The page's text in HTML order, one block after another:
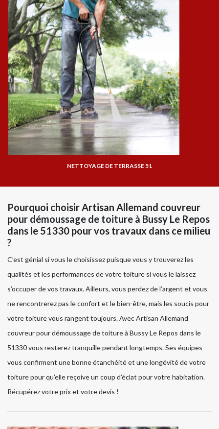
NETTOYAGE DE TERRASSE 51
Pourquoi choisir Artisan Allemand couvreur
pour démoussage de toiture à Bussy Le Repos
dans le 51330 pour vos travaux dans ce milieu
?
C’est génial si vous le choisissez puisque vous y trouverez les
qualités et les performances de votre toiture si vous le laissez
s’occuper de vos travaux. Ailleurs, vous perdez de l’argent et vous
ne rencontrerez pas le confort et le bien-être, mais les soucis pour
votre toiture vous rangent toujours. Avec Artisan Allemand
couvreur pour démoussage de toiture à Bussy Le Repos dans le
51330 vous resterez tranquille pendant longtemps. Ses équipes
vous confirment une bonne étanchéité et une longévité de votre
toiture pour qu’elle reçoive un coup d’éclat pour votre habitation.
Récupérez votre prix et votre devis !